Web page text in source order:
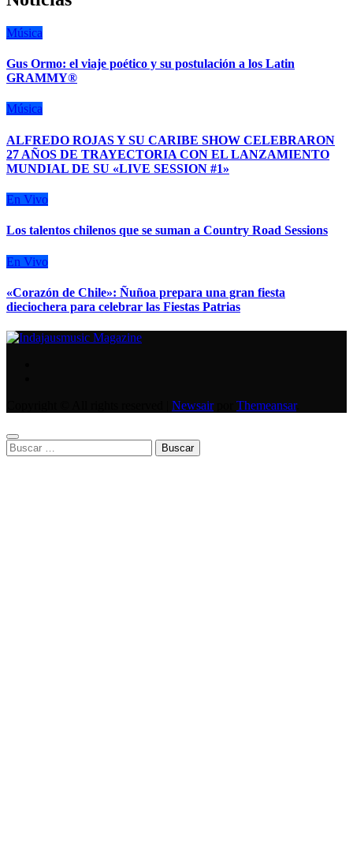
Música
Gus Ormo: el viaje poético y su postulación a los Latin
GRAMMY®
Música
ALFREDO ROJAS Y SU CARIBE SHOW CELEBRARON
27 AÑOS DE TRAYECTORIA CON EL LANZAMIENTO
MUNDIAL DE SU «LIVE SESSION #1»
En Vivo
Los talentos chilenos que se suman a Country Road Sessions
En Vivo
«Corazón de Chile»: Ñuñoa prepara una gran fiesta
dieciochera para celebrar las Fiestas Patrias
Newsairpor Themeansar.
Buscar: